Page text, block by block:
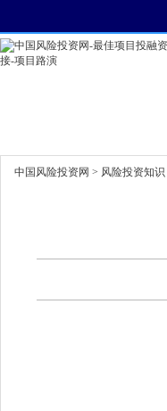
中国风险投资网 > 风险投资知识